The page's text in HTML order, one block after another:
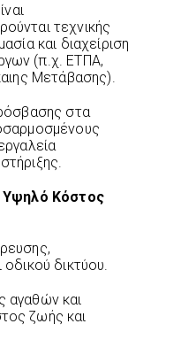
τεχνικής
και διαχείριση
(π.χ. ΕΤΠΑ,
Μετάβασης).
στα
Υψηλό Κόστος
δικτύου.
αγαθών και
ζωής και